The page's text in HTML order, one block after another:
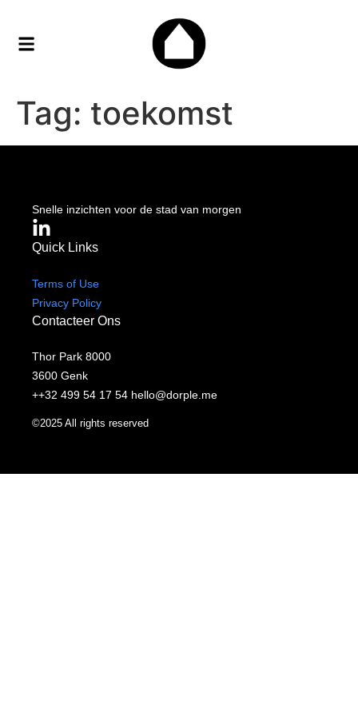
Tag: toekomst
Snelle inzichten voor de stad van morgen
Quick Links
Terms of Use
Privacy Policy
Contacteer Ons
Thor Park 8000
3600 Genk
++32 499 54 17 54 hello@dorple.me
©2025 All rights reserved